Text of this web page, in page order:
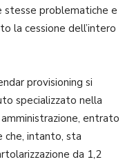
stesse problematiche e
la cessione dell’intero
provisioning si
specializzato nella
entrato
che, intanto, sta
da 1,2